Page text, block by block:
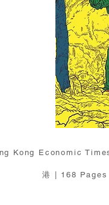
Kong Economic
港 | 168